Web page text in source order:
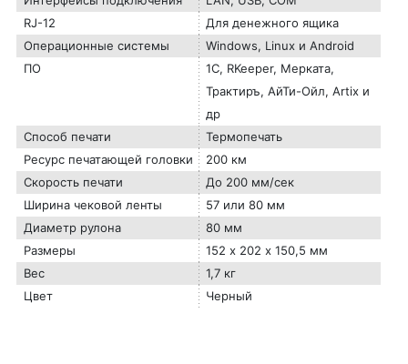
RJ-12
Для денежного ящика
Операционные системы
Windows, Linux и Android
ПО
1С, RKeeper, Мерката,
Трактиръ, АйТи-Ойл, Artix и
др
Способ печати
Термопечать
Ресурс печатающей головки
200 км
Скорость печати
До 200 мм/сек
Ширина чековой ленты
57 или 80 мм
Диаметр рулона
80 мм
Размеры
152 х 202 х 150,5 мм
Вес
1,7 кг
Цвет
Черный